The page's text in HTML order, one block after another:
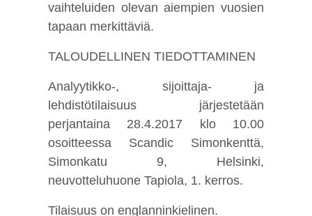
vaihteluiden olevan aiempien vuosien
tapaan merkittäviä.
TALOUDELLINEN TIEDOTTAMINEN
Analyytikko-, sijoittaja- ja
lehdistötilaisuus järjestetään
perjantaina 28.4.2017 klo 10.00
osoitteessa Scandic Simonkenttä,
Simonkatu 9, Helsinki,
neuvotteluhuone Tapiola, 1. kerros.
Tilaisuus on englanninkielinen.